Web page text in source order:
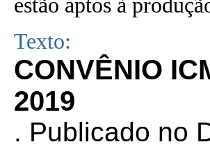
estão aptos à
Texto:
CONVÊNIO
2019
. Publicado no